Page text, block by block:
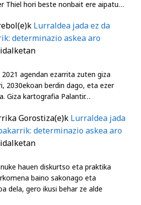
Thiel hori beste nonbait ere aipatu…
(e)k Lurraldea jada ez da
determinazio askea aro
agendan ezarrita zuten giza
2030ekoan berdin dago, eta ezer
Giza kartografia Palantir…
Gorostiza(e)k Lurraldea jada
determinazio askea aro
hauen diskurtso eta praktika
baino sakonago eta
dela, gero ikusi behar ze alde